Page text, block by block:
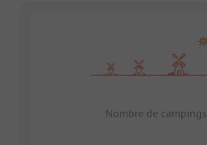
Nombre de campings